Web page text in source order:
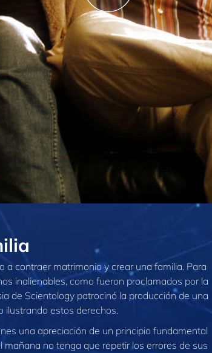
Play
Video
a contraer matrimonio y crear una familia. Para
inalienables, como fueron proclamados por la
de Scientology patrocinó la producción de una
ilustrando estos derechos.
una apreciación de un principio fundamental
no tenga que repetir los errores de sus